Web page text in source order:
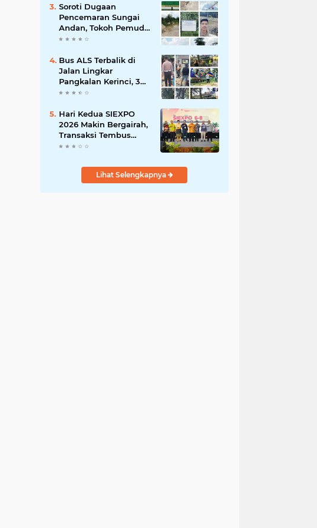
Demi Negeri
Soroti Dugaan
Pencemaran Sungai
Andan, Tokoh Pemuda
Desak Investigasi PT
Bus ALS Terbalik di
Jalan Lingkar
Pangkalan Kerinci, 34
Penumpang Selamat,
Ringan
Hari Kedua SIEXPO
2026 Makin Bergairah,
Transaksi Tembus
Rp1,05 Miliar dan
Institute Menguat
Lihat Selengkapnya